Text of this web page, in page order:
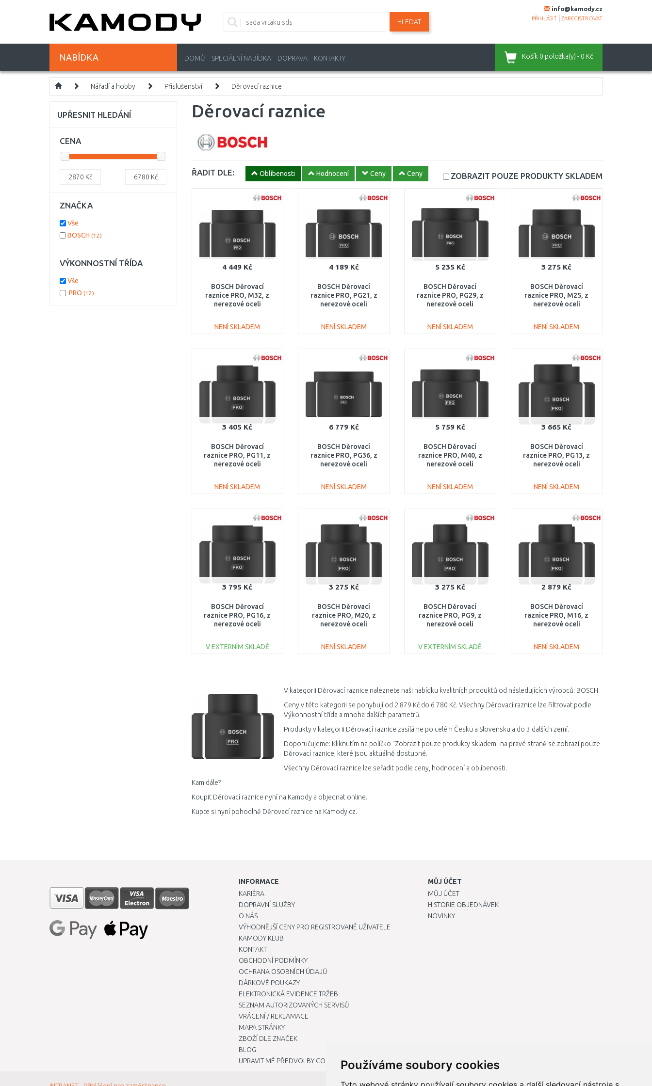
Používáme soubory cookies
info@kamody.cz
PŘIHLÁSIT ZAREGISTROVAT
HLEDAT
NABÍDKA DOMŮ SPECIÁLNÍ NABÍDKA DOPRAVA KONTAKTY Košík 0 položka(y) - 0 Kč
Nářadí a hobby Příslušenství Děrovací raznice
Děrovací raznice
ŘADIT DLE: Oblíbenosti Hodnocení Ceny Ceny ZOBRAZIT POUZE PRODUKTY SKLADEM
4 449 Kč
BOSCH Děrovací
raznice PRO, M32, z
nerezové oceli
NENÍ SKLADEM
Porovnat
4 189 Kč
BOSCH Děrovací
raznice PRO, PG21, z
nerezové oceli
NENÍ SKLADEM
5 235 Kč
BOSCH Děrovací
raznice PRO, PG29, z
nerezové oceli
NENÍ SKLADEM
3 275 Kč
BOSCH Děrovací
raznice PRO, M25, z
nerezové oceli
NENÍ SKLADEM
Porovnat
3 405 Kč
BOSCH Děrovací
raznice PRO, PG11, z
nerezové oceli
NENÍ SKLADEM
Porovnat
6 779 Kč
BOSCH Děrovací
raznice PRO, PG36, z
nerezové oceli
NENÍ SKLADEM
Porovnat
5 759 Kč
BOSCH Děrovací
raznice PRO, M40, z
nerezové oceli
NENÍ SKLADEM
Porovnat
3 665 Kč
BOSCH Děrovací
raznice PRO, PG13, z
nerezové oceli
NENÍ SKLADEM
Porovnat
3 795 Kč
BOSCH Děrovací
raznice PRO, PG16, z
nerezové oceli
V EXTERNÍM SKLADĚ
3 275 Kč
BOSCH Děrovací
raznice PRO, M20, z
nerezové oceli
NENÍ SKLADEM
3 275 Kč
BOSCH Děrovací
raznice PRO, PG9, z
nerezové oceli
V EXTERNÍM SKLADĚ
2 879 Kč
BOSCH Děrovací
raznice PRO, M16, z
nerezové oceli
NENÍ SKLADEM
V kategorii Děrovací raznice naleznete naši nabídku kvalitních produktů od následujících výrobců: BOSCH.
Ceny v této kategorii se pohybují od 2 879 Kč do 6 780 Kč. Všechny Děrovací raznice lze filtrovat podle
Výkonnostní třída a mnoha dalších parametrů.
Produkty v kategorii Děrovací raznice zasíláme po celém Česku a Slovensku a do 3 dalších zemí.
Doporučujeme: Kliknutím na políčko "Zobrazit pouze produkty skladem" na pravé straně se zobrazí pouze
Děrovací raznice, které jsou aktuálně dostupné.
Všechny Děrovací raznice lze seřadit podle ceny, hodnocení a oblíbenosti.
Kam dále?
Koupit Děrovací raznice nyní na Kamody a objednat online.
Kupte si nyní pohodlně Děrovací raznice na Kamody.cz.
UPŘESNIT HLEDÁNÍ
CENA
2870 Kč 6780 Kč
ZNAČKA
Vše
BOSCH (12)
VÝKONNOSTNÍ TŘÍDA
Vše
PRO (12)
INFORMACE
KARIÉRA
DOPRAVNÍ SLUŽBY
O NÁS
VÝHODNĚJŠÍ CENY PRO REGISTROVANÉ UŽIVATELE
KAMODY KLUB
KONTAKT
OBCHODNÍ PODMÍNKY
OCHRANA OSOBNÍCH ÚDAJŮ
DÁRKOVÉ POUKAZY
ELEKTRONICKÁ EVIDENCE TRŽEB
SEZNAM AUTORIZOVANÝCH SERVISŮ
VRÁCENÍ / REKLAMACE
MAPA STRÁNKY
ZBOŽÍ DLE ZNAČEK
BLOG
UPRAVIT MÉ PŘEDVOLBY COOKIES
MŮJ ÚČET
MŮJ ÚČET
HISTORIE OBJEDNÁVEK
NOVINKY